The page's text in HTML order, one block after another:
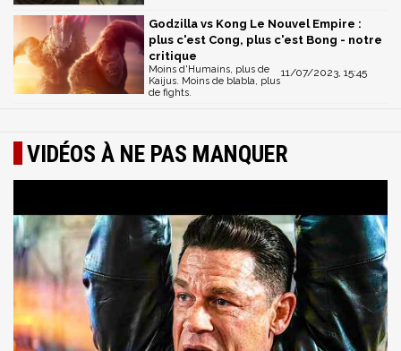
Godzilla vs Kong Le Nouvel Empire :
plus c'est Cong, plus c'est Bong - notre
critique
11/07/2023, 15:45
Moins d'Humains, plus de
Kaijus. Moins de blabla, plus
de fights.
VIDÉOS À NE PAS MANQUER